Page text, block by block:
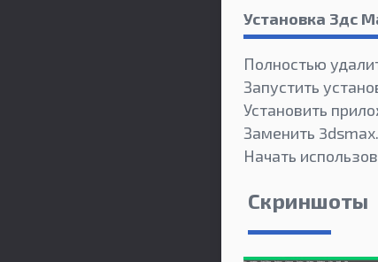
Установка 3дс
Полностью
Запустить
Установить
Заменить
Начать
Скриншоты